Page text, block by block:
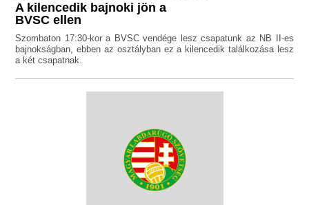
A kilencedik bajnoki jön a
BVSC ellen
Szombaton 17:30-kor a BVSC vendége lesz csapatunk az NB II-es
bajnokságban, ebben az osztályban ez a kilencedik találkozása lesz
a két csapatnak.